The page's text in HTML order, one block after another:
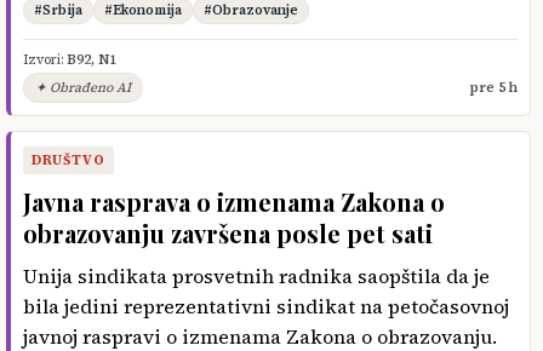
#Srbija #Ekonomija #Obrazovanje
Izvori: B92, N1
✦ Obrađeno AI
pre 5 h
DRUŠTVO
Javna rasprava o izmenama Zakona o
obrazovanju završena posle pet sati
Unija sindikata prosvetnih radnika saopštila da je
bila jedini reprezentativni sindikat na petočasovnoj
javnoj raspravi o izmenama Zakona o obrazovanju.